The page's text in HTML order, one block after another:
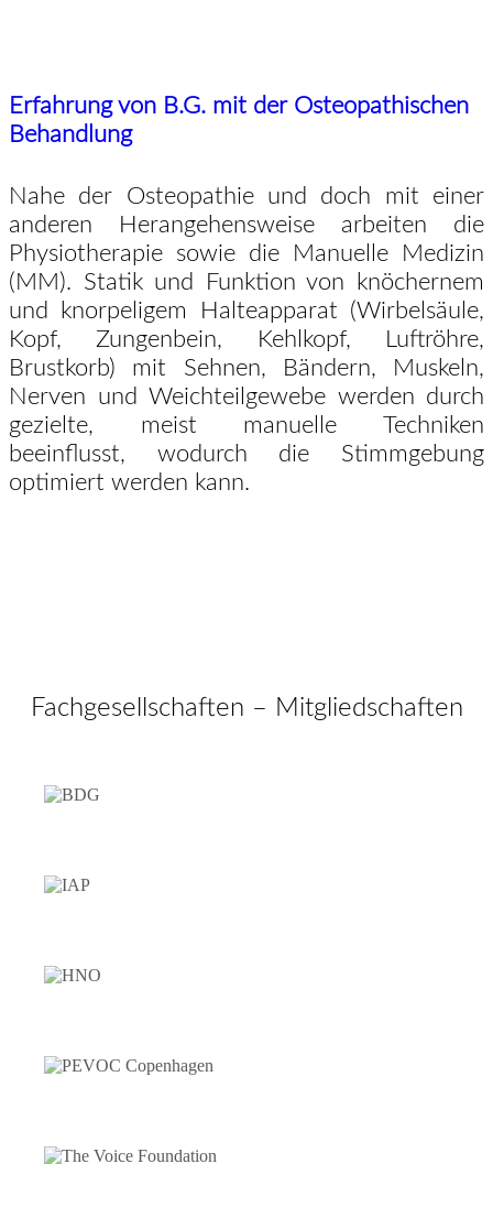
Erfahrung von B.G. mit der Osteopathischen
Behandlung
Nahe der Osteopathie und doch mit einer
anderen Herangehensweise arbeiten die
Physiotherapie sowie die Manuelle Medizin
(MM). Statik und Funktion von knöchernem
und knorpeligem Halteapparat (Wirbelsäule,
Kopf, Zungenbein, Kehlkopf, Luftröhre,
Brustkorb) mit Sehnen, Bändern, Muskeln,
Nerven und Weichteilgewebe werden durch
gezielte, meist manuelle Techniken
beeinflusst, wodurch die Stimmgebung
optimiert werden kann.
Fachgesellschaften – Mitgliedschaften